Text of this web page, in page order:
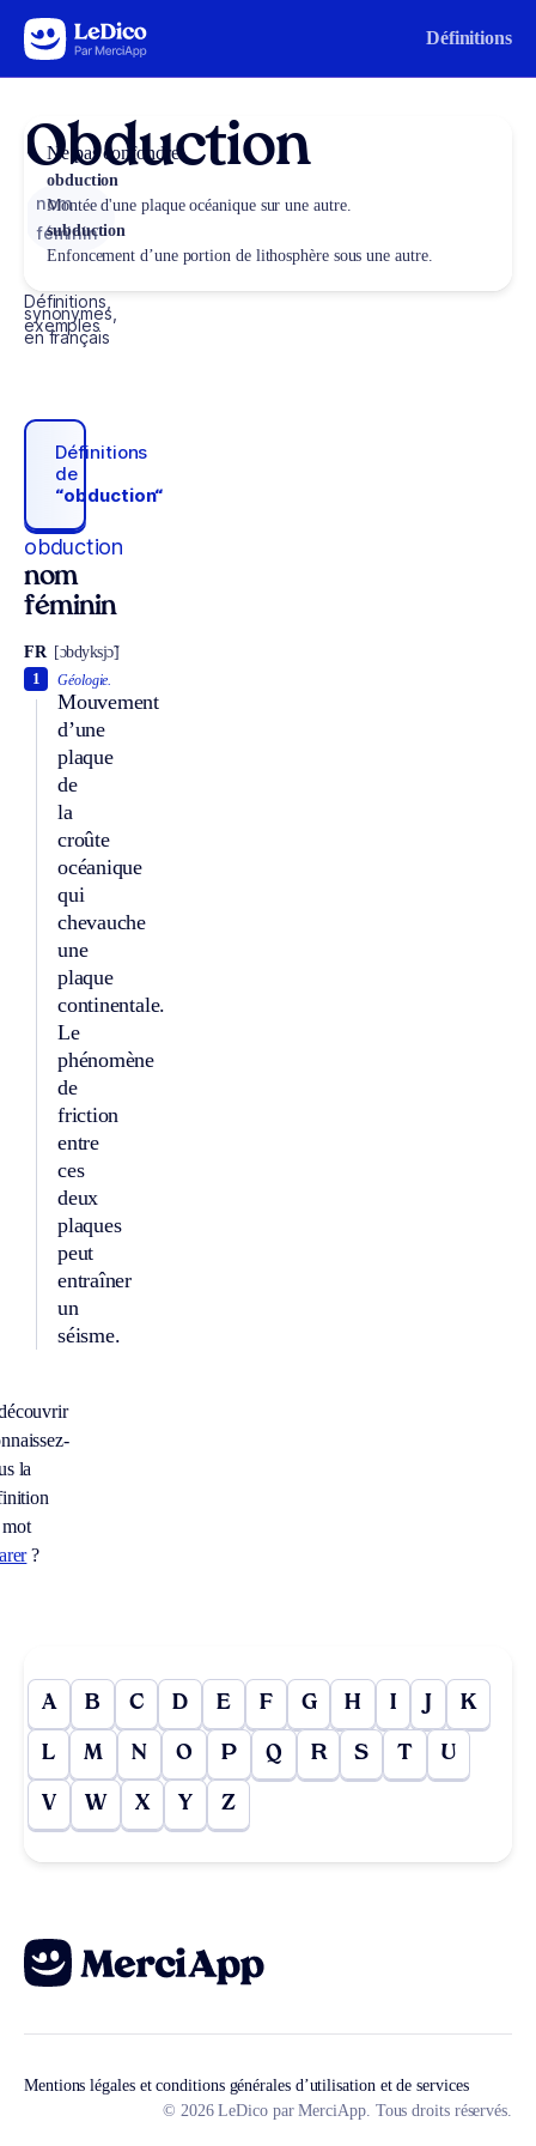
Aller au contenu Définitions
Obduction
nom
féminin
Définitions,
synonymes,
exemples
en français
Définitions
de
“obduction“
obduction
nom
féminin
FR [ɔbdyksjɔ̃]
Géologie.
Mouvement
d’une
plaque
de
la
croûte
océanique
qui
chevauche
une
plaque
continentale.
Le
phénomène
de
friction
entre
ces
deux
plaques
peut
entraîner
un
séisme.
1
la
?
Ne pas confondre
obduction
Montée d'une plaque océanique sur une autre.
subduction
Enfoncement d’une portion de lithosphère sous une autre.
A B C D E F G H I J K
L M N O P Q R S T U
V W X Y Z
Mentions légales et conditions générales d’utilisation et de services
© 2026 LeDico par MerciApp. Tous droits réservés.